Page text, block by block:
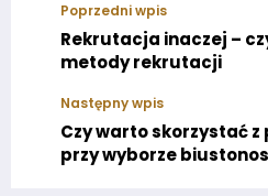
Poprzedni wpis
Rekrutacja inaczej –
metody rekrutacji
Następny wpis
Czy warto skorzystać
przy wyborze